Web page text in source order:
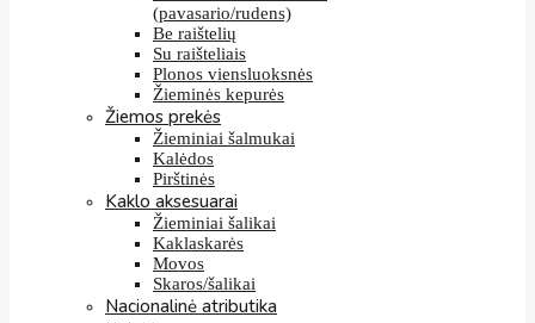
(pavasario/rudens)
Be raištelių
Su raišteliais
Plonos viensluoksnės
Žieminės kepurės
Žiemos prekės
Žieminiai šalmukai
Kalėdos
Pirštinės
Kaklo aksesuarai
Žieminiai šalikai
Kaklaskarės
Movos
Skaros/šalikai
Nacionalinė atributika